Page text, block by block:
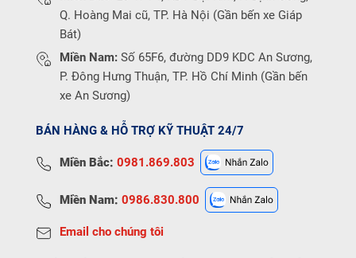
Q. Hoàng Mai cũ, TP. Hà Nội (Gần bến xe Giáp
Bát)
Miền Nam: Số 65F6, đường DD9 KDC An Sương,
P. Đông Hưng Thuận, TP. Hồ Chí Minh (Gần bến
xe An Sương)
BÁN HÀNG & HỖ TRỢ KỸ THUẬT 24/7
Miền Bắc: 0981.869.803
Miền Nam: 0986.830.800
Email cho chúng tôi